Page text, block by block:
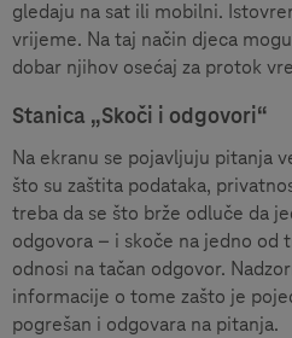
gledaju na sat ili mobilni.
vrijeme. Na taj način djeca
dobar njihov osećaj za protok
Stanica „Skoči i odgovori“
Na ekranu se pojavljuju pitanja
što su zaštita podataka,
treba da se što brže odluče da
odgovora – i skoče na jedno od
odnosi na tačan odgovor.
informacije o tome zašto je
pogrešan i odgovara na pitanja.